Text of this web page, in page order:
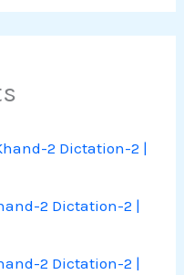
2 Dictation-2 |
2 Dictation-2 |
2 Dictation-2 |